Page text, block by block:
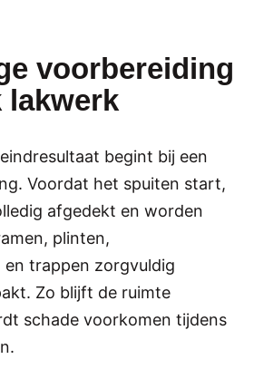
voorbereiding
lakwerk
begint bij een
Voordat het spuiten start,
afgedekt en worden
plinten,
en trappen zorgvuldig
Zo blijft de ruimte
schade voorkomen tijdens